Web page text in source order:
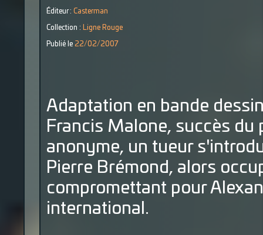
Éditeur : Casterman
Collection : Ligne Rouge
Publié le 22/02/2007
Adaptation en bande
Francis Malone, succès du
anonyme, un tueur
Pierre Brémond, alors
compromettant pour
international.